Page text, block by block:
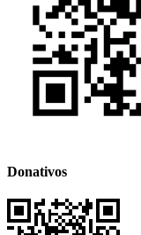
Donativos